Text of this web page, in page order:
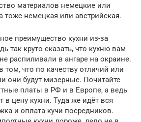
материалов немецкие или
тоже немецкая или австрийская.
преимущество кухни из-за
так круто сказать, что кухню вам
распиливали в ангаре на окраине.
том, что по качеству отличий или
они будут мизерные. Почитайте
платы в РФ и в Европе, а ведь
в цену кухни. Туда же идёт вся
и оплата кучи посредников.